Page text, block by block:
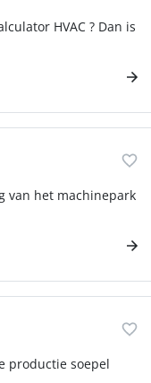
HVAC ? Dan is
van het machinepark
productie soepel